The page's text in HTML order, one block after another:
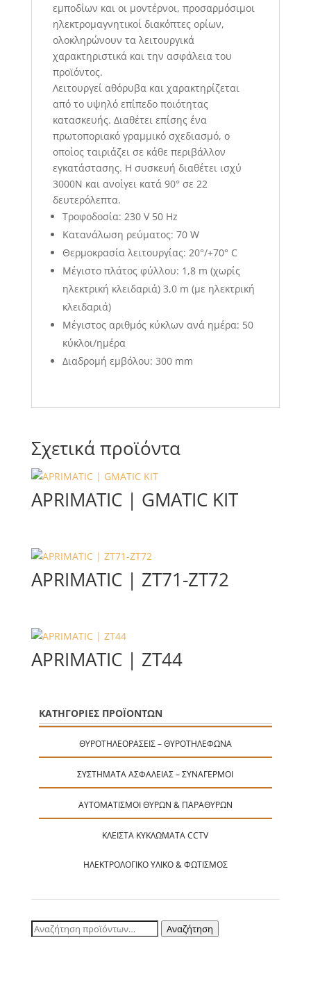
εμποδίων και οι μοντέρνοι, προσαρμόσιμοι
ηλεκτρομαγνητικοί διακόπτες ορίων,
ολοκληρώνουν τα λειτουργικά
χαρακτηριστικά και την ασφάλεια του
προϊόντος.
Λειτουργεί αθόρυβα και χαρακτηρίζεται
από το υψηλό επίπεδο ποιότητας
κατασκευής. Διαθέτει επίσης ένα
πρωτοποριακό γραμμικό σχεδιασμό, ο
οποίος ταιριάζει σε κάθε περιβάλλον
εγκατάστασης. Η συσκευή διαθέτει ισχύ
3000Ν και ανοίγει κατά 90° σε 22
δευτερόλεπτα.
Τροφοδοσία: 230 V 50 Hz
Κατανάλωση ρεύματος: 70 W
Θερμοκρασία λειτουργίας: 20°/+70° C
Μέγιστο πλάτος φύλλου: 1,8 m (χωρίς
ηλεκτρική κλειδαριά) 3,0 m (με ηλεκτρική
κλειδαριά)
Μέγιστος αριθμός κύκλων ανά ημέρα: 50
κύκλοι/ημέρα
Διαδρομή εμβόλου: 300 mm
Σχετικά προϊόντα
APRIMATIC | GMATIC KIT
APRIMATIC | ZT71-ZT72
APRIMATIC | ZT44
ΚΑΤΗΓΟΡΙΕΣ ΠΡΟΪΟΝΤΩΝ
ΘΥΡΟΤΗΛΕΟΡΆΣΕΙΣ – ΘΥΡΟΤΗΛΈΦΩΝΑ
ΣΥΣΤΉΜΑΤΑ ΑΣΦΑΛΕΊΑΣ – ΣΥΝΑΓΕΡΜΟΊ
ΑΥΤΟΜΑΤΙΣΜΟΊ ΘΥΡΏΝ & ΠΑΡΑΘΎΡΩΝ
ΚΛΕΙΣΤΆ ΚΥΚΛΏΜΑΤΑ CCTV
ΗΛΕΚΤΡΟΛΟΓΙΚΌ ΥΛΙΚΌ & ΦΩΤΙΣΜΌΣ
Αναζήτηση
Αναζήτηση